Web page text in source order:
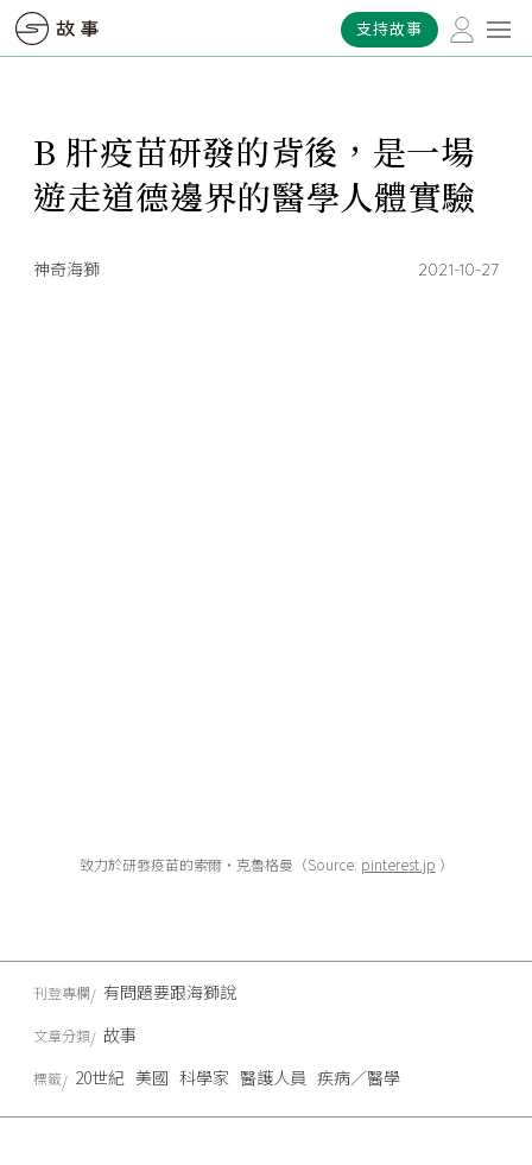
支持故事
B 肝疫苗研發的背後，是一場
遊走道德邊界的醫學人體實驗
神奇海獅 2021-10-27
致力於研發疫苗的索爾・克魯格曼（Source: pinterest.jp ）
刊登專欄 有問題要跟海獅說
文章分類 故事
標籤 20世紀 美國 科學家 醫護人員 疾病／醫學